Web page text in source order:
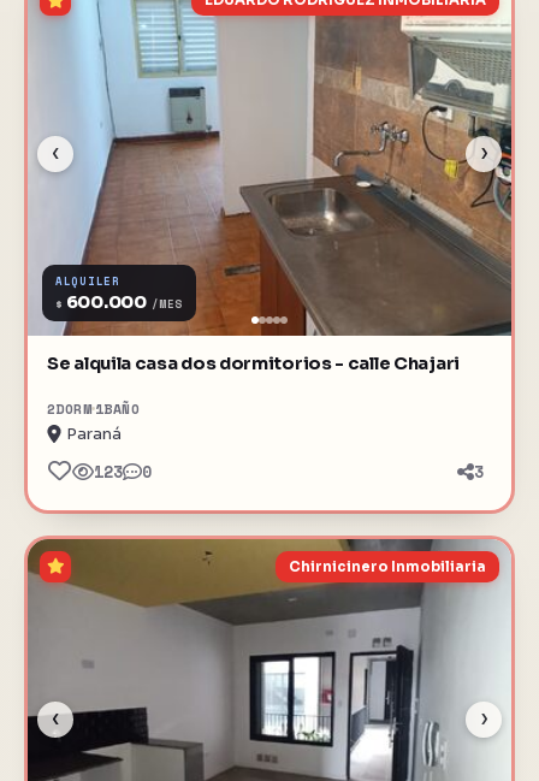
‹ ›
ALQUILER
$ 600.000 /MES
Se alquila casa dos dormitorios - calle Chajari
2DORM 1BAÑO
Paraná
123 0 3
‹ ›
Chirnicinero Inmobiliaria